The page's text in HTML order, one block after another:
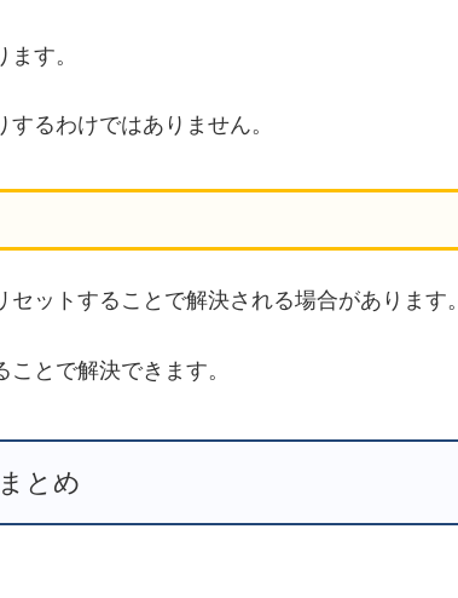
す。
るわけではありません。
ットすることで解決される場合があります。
とで解決できます。
まとめ